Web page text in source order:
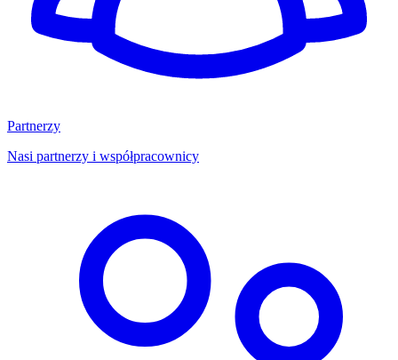
Partnerzy
Nasi partnerzy i współpracownicy